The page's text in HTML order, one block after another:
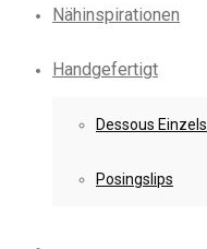
Nähinspirationen
Handgefertigt
Dessous
Posingslips